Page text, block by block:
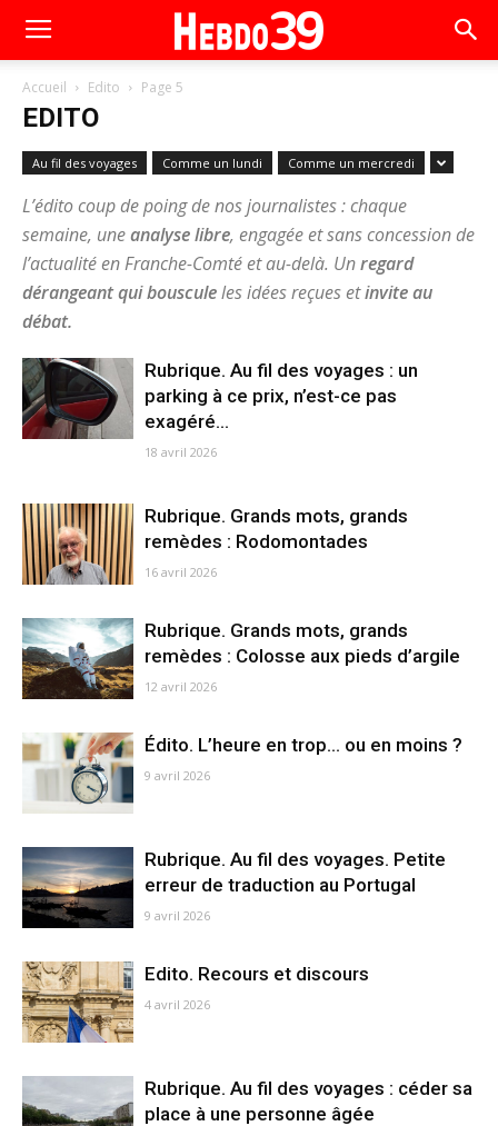
Accueil Edito Page 5
EDITO
Au fil des voyages Comme un lundi Comme un mercredi
L’édito coup de poing de nos journalistes : chaque
semaine, uneanalyse libre, engagée et sans concession de
l’actualité en Franche-Comté et au-delà. Unregard
dérangeant qui bousculeles idées reçues etinvite au
débat.
Rubrique. Au fil des voyages : un
parking à ce prix, n’est-ce pas
exagéré...
18 avril 2026
Rubrique. Grands mots, grands
remèdes : Rodomontades
16 avril 2026
Rubrique. Grands mots, grands
remèdes : Colosse aux pieds d’argile
12 avril 2026
Édito. L’heure en trop… ou en moins ?
9 avril 2026
Rubrique. Au fil des voyages. Petite
erreur de traduction au Portugal
9 avril 2026
Edito. Recours et discours
4 avril 2026
Rubrique. Au fil des voyages : céder sa
place à une personne âgée